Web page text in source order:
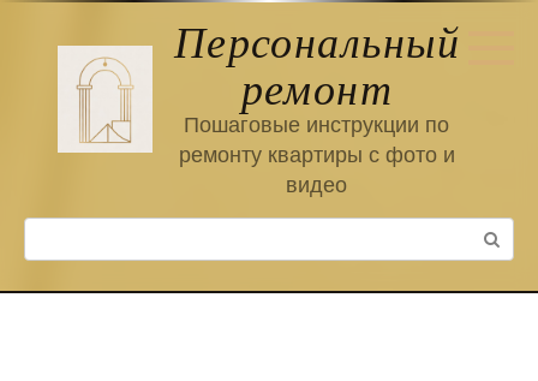
Персональный
ремонт
Пошаговые инструкции по
ремонту квартиры с фото и
видео
Поиск: